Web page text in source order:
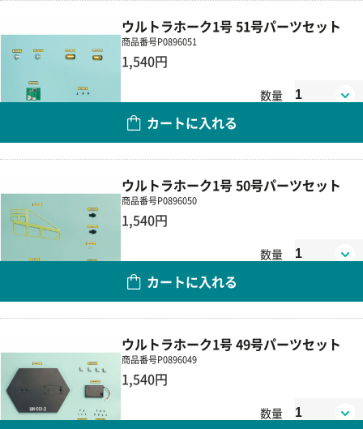
ウルトラホーク1号 51号パーツセット
商品番号P0896051
1,540円
数量
カートに入れる
ウルトラホーク1号 50号パーツセット
商品番号P0896050
1,540円
数量
カートに入れる
ウルトラホーク1号 49号パーツセット
商品番号P0896049
1,540円
数量